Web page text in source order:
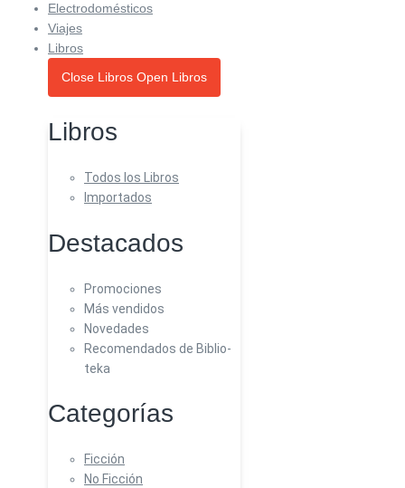
Electrodomésticos
Viajes
Libros
Close Libros Open Libros
Libros
Todos los Libros
Importados
Destacados
Promociones
Más vendidos
Novedades
Recomendados de Biblio-
teka
Categorías
Ficción
No Ficción